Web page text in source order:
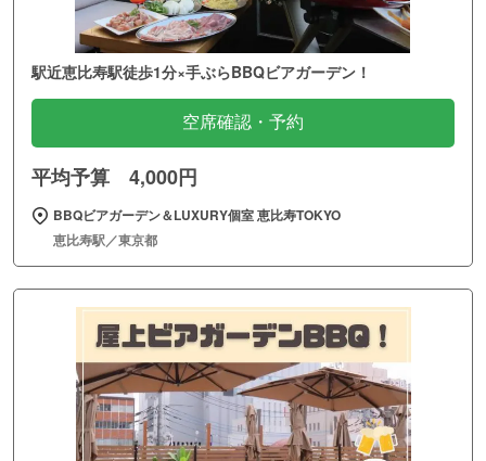
駅近恵比寿駅徒歩1分×手ぶらBBQビアガーデン！
空席確認・予約
平均予算 4,000円
BBQビアガーデン＆LUXURY個室 恵比寿TOKYO
恵比寿駅／東京都